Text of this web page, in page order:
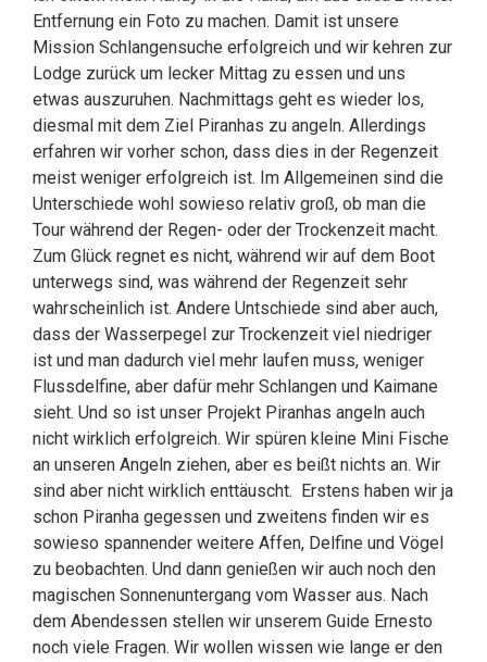
Entfernung ein Foto zu machen. Damit ist unsere
Mission Schlangensuche erfolgreich und wir kehren zur
Lodge zurück um lecker Mittag zu essen und uns
etwas auszuruhen. Nachmittags geht es wieder los,
diesmal mit dem Ziel Piranhas zu angeln. Allerdings
erfahren wir vorher schon, dass dies in der Regenzeit
meist weniger erfolgreich ist. Im Allgemeinen sind die
Unterschiede wohl sowieso relativ groß, ob man die
Tour während der Regen- oder der Trockenzeit macht.
Zum Glück regnet es nicht, während wir auf dem Boot
unterwegs sind, was während der Regenzeit sehr
wahrscheinlich ist. Andere Untschiede sind aber auch,
dass der Wasserpegel zur Trockenzeit viel niedriger
ist und man dadurch viel mehr laufen muss, weniger
Flussdelfine, aber dafür mehr Schlangen und Kaimane
sieht. Und so ist unser Projekt Piranhas angeln auch
nicht wirklich erfolgreich. Wir spüren kleine Mini Fische
an unseren Angeln ziehen, aber es beißt nichts an. Wir
sind aber nicht wirklich enttäuscht. Erstens haben wir ja
schon Piranha gegessen und zweitens finden wir es
sowieso spannender weitere Affen, Delfine und Vögel
zu beobachten. Und dann genießen wir auch noch den
magischen Sonnenuntergang vom Wasser aus. Nach
dem Abendessen stellen wir unserem Guide Ernesto
noch viele Fragen. Wir wollen wissen wie lange er den